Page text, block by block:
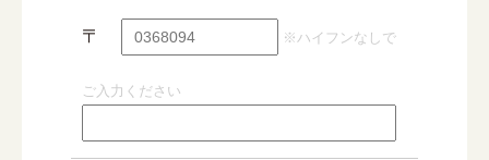
〒 ※ハイフンなしで
ご入力ください